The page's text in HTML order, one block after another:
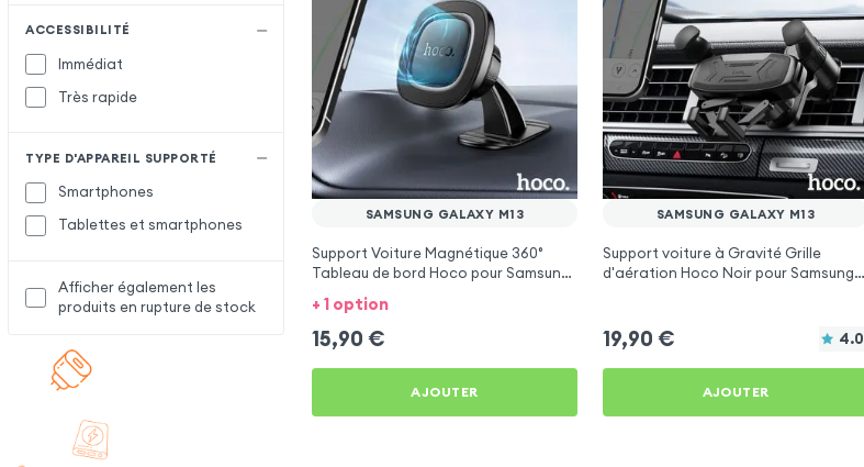
ACCESSIBILITÉ
Immédiat
Très rapide
TYPE D'APPAREIL SUPPORTÉ
Smartphones
Tablettes et smartphones
Afficher également les
produits en rupture de stock
SAMSUNG GALAXY M13
Support Voiture Magnétique 360°
Tableau de bord Hoco pour Samsung
Galaxy M13
+ 1 option
15,90 €
AJOUTER
SAMSUNG GALAXY M13
Support voiture à Gravité Grille
d'aération Hoco Noir pour Samsung
19,90 € 4.0
AJOUTER